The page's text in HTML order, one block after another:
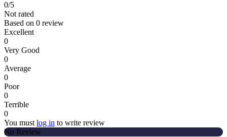
0/5
Not rated
Based on 0 review
Excellent
0
Very Good
0
Average
0
Poor
0
Terrible
0
You mustlog in to write review
No Review